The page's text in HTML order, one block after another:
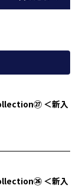
㉗ ＜新入
㉖ ＜新入